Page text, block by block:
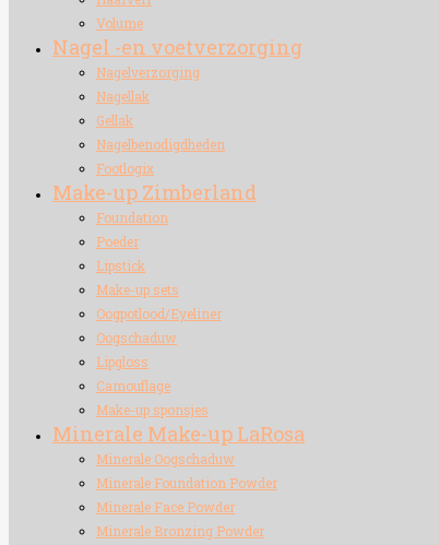
Volume
Nagel -en voetverzorging
Nagelverzorging
Nagellak
Gellak
Nagelbenodigdheden
Footlogix
Make-up Zimberland
Foundation
Poeder
Lipstick
Make-up sets
Oogpotlood/Eyeliner
Oogschaduw
Lipgloss
Camouflage
Make-up sponsjes
Minerale Make-up LaRosa
Minerale Oogschaduw
Minerale Foundation Powder
Minerale Face Powder
Minerale Bronzing Powder